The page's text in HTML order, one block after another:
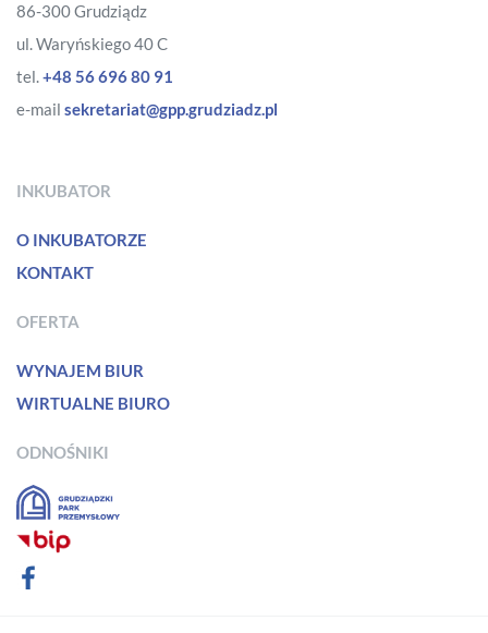
86-300 Grudziądz
ul. Waryńskiego 40 C
tel.+48 56 696 80 91
e-mail sekretariat@gpp.grudziadz.pl
INKUBATOR
O INKUBATORZE
KONTAKT
OFERTA
WYNAJEM BIUR
WIRTUALNE BIURO
ODNOŚNIKI